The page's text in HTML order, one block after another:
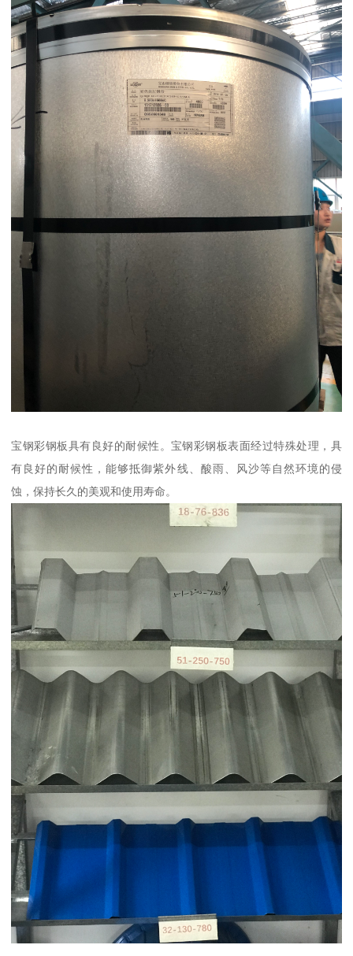
宝钢彩钢板具有良好的耐候性。宝钢彩钢板表面经过特殊处理，具
有良好的耐候性，能够抵御紫外线、酸雨、风沙等自然环境的侵
蚀，保持长久的美观和使用寿命。